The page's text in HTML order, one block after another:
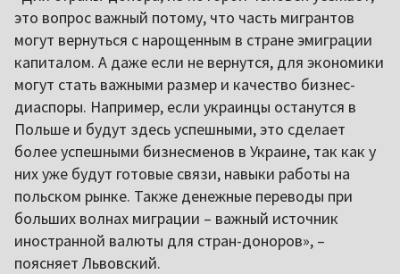
это вопрос важный потому, что часть мигрантов
могут вернуться с нарощенным в стране эмиграции
капиталом. А даже если не вернутся, для экономики
могут стать важными размер и качество бизнес-
диаспоры. Например, если украинцы останутся в
Польше и будут здесь успешными, это сделает
более успешными бизнесменов в Украине, так как у
них уже будут готовые связи, навыки работы на
польском рынке. Также денежные переводы при
больших волнах миграции – важный источник
иностранной валюты для стран-доноров», –
поясняет Львовский.